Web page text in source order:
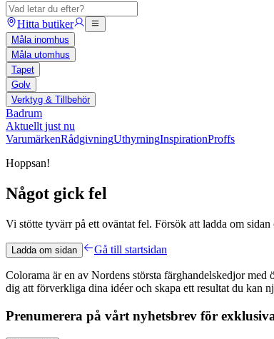
Hitta butiker
Måla inomhus
Måla utomhus
Tapet
Golv
Verktyg & Tillbehör
Badrum
Aktuellt just nu
VarumärkenRådgivningUthyrningInspirationProffs
Hoppsan!
Något gick fel
Vi stötte tyvärr på ett oväntat fel. Försök att ladda om
Ladda om sidan Gå till startsidan
Colorama är en av Nordens största färghandelskedjor
dig att förverkliga dina idéer och skapa ett resultat du kan
Prenumerera på vårt nyhetsbrev för